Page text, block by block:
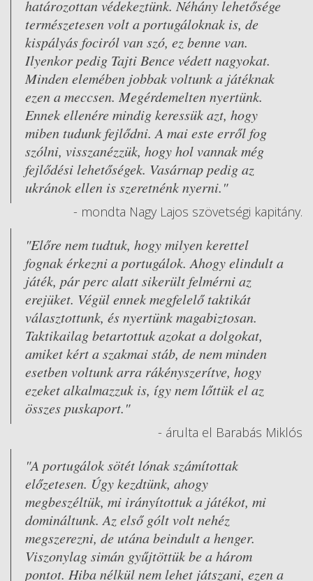
határozottan védekeztünk. Néhány lehetősége
természetesen volt a portugáloknak is, de
kispályás fociról van szó, ez benne van.
Ilyenkor pedig Tajti Bence védett nagyokat.
Minden elemében jobbak voltunk a játéknak
ezen a meccsen. Megérdemelten nyertünk.
Ennek ellenére mindig keressük azt, hogy
miben tudunk fejlődni. A mai este erről fog
szólni, visszanézzük, hogy hol vannak még
fejlődési lehetőségek. Vasárnap pedig az
ukránok ellen is szeretnénk nyerni."
- mondta Nagy Lajos szövetségi kapitány.
"Előre nem tudtuk, hogy milyen kerettel
fognak érkezni a portugálok. Ahogy elindult a
játék, pár perc alatt sikerült felmérni az
erejüket. Végül ennek megfelelő taktikát
választottunk, és nyertünk magabiztosan.
Taktikailag betartottuk azokat a dolgokat,
amiket kért a szakmai stáb, de nem minden
esetben voltunk arra rákényszerítve, hogy
ezeket alkalmazzuk is, így nem lőttük el az
összes puskaport."
- árulta el Barabás Miklós
"A portugálok sötét lónak számítottak
előzetesen. Úgy kezdtünk, ahogy
megbeszéltük, mi irányítottuk a játékot, mi
domináltunk. Az első gólt volt nehéz
megszerezni, de utána beindult a henger.
Viszonylag simán gyűjtöttük be a három
pontot. Hiba nélkül nem lehet játszani, ezen a